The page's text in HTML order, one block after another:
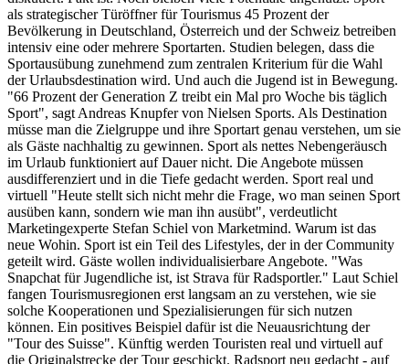
als strategischer Türöffner für Tourismus 45 Prozent der
Bevölkerung in Deutschland, Österreich und der Schweiz betreiben
intensiv eine oder mehrere Sportarten. Studien belegen, dass die
Sportausübung zunehmend zum zentralen Kriterium für die Wahl
der Urlaubsdestination wird. Und auch die Jugend ist in Bewegung.
"66 Prozent der Generation Z treibt ein Mal pro Woche bis täglich
Sport", sagt Andreas Knupfer von Nielsen Sports. Als Destination
müsse man die Zielgruppe und ihre Sportart genau verstehen, um sie
als Gäste nachhaltig zu gewinnen. Sport als nettes Nebengeräusch
im Urlaub funktioniert auf Dauer nicht. Die Angebote müssen
ausdifferenziert und in die Tiefe gedacht werden. Sport real und
virtuell "Heute stellt sich nicht mehr die Frage, wo man seinen Sport
ausüben kann, sondern wie man ihn ausübt", verdeutlicht
Marketingexperte Stefan Schiel von Marketmind. Warum ist das
neue Wohin. Sport ist ein Teil des Lifestyles, der in der Community
geteilt wird. Gäste wollen individualisierbare Angebote. "Was
Snapchat für Jugendliche ist, ist Strava für Radsportler." Laut Schiel
fangen Tourismusregionen erst langsam an zu verstehen, wie sie
solche Kooperationen und Spezialisierungen für sich nutzen
können. Ein positives Beispiel dafür ist die Neuausrichtung der
"Tour des Suisse". Künftig werden Touristen real und virtuell auf
die Originalstrecke der Tour geschickt. Radsport neu gedacht - auf